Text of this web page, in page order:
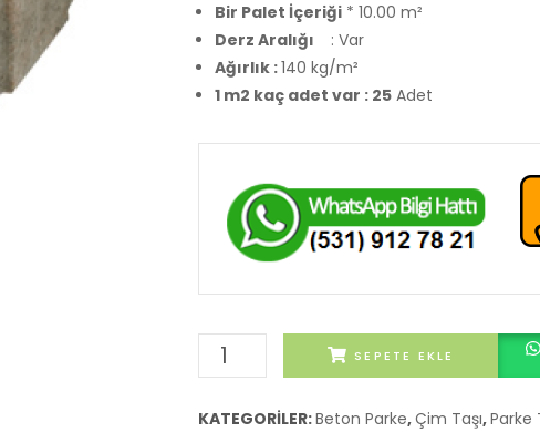
Bir Palet İçeriği * 10.00 m²
Derz Aralığı
: Var
Ağırlık :140 kg/m²
1 m2 kaç adet var : 25 Adet
Kırmızı
Çim
SEPETE EKLE
KATEGORILER:Beton Parke,Çim Taşı,Parke